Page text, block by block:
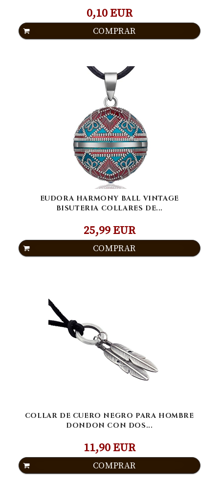
0,10 EUR
COMPRAR
EUDORA HARMONY BALL VINTAGE
BISUTERIA COLLARES DE...
25,99 EUR
COMPRAR
COLLAR DE CUERO NEGRO PARA HOMBRE
DONDON CON DOS...
11,90 EUR
COMPRAR